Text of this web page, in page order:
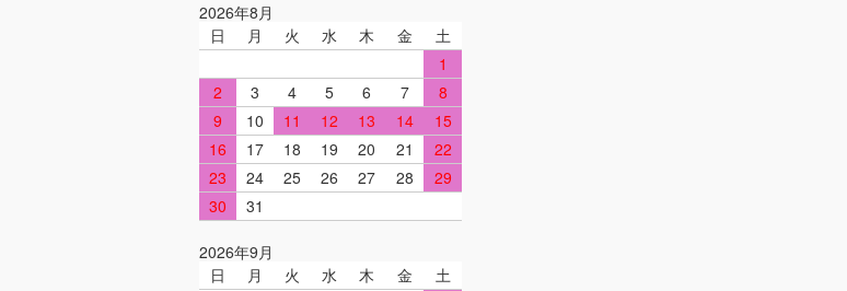
2026年8月
日
月 火 水 木 金
土
1
2
3 4 5 6 7
8
9
10 11 12 13 14
15
16
17 18 19 20 21
22
23
24 25 26 27 28
29
30
31
2026年9月
日
月 火 水 木 金
土